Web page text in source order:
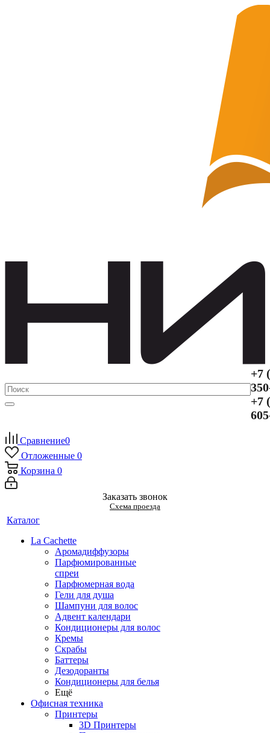
+7
+7
Сравнение0
Отложенные 0
Корзина 0
Заказать звонок
Схема проезда
Каталог
La Cachette
Аромадиффузоры
Парфюмированные
спреи
Парфюмерная вода
Гели для душа
Шампуни для волос
Адвент календари
Кондиционеры для волос
Кремы
Скрабы
Баттеры
Дезодоранты
Кондиционеры для белья
Ещё
Офисная техника
Принтеры
3D Принтеры